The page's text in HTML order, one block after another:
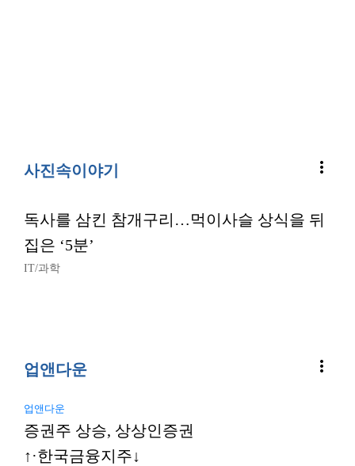
사진속이야기 more_vert
독사를 삼킨 참개구리…먹이사슬 상식을 뒤
집은 ‘5분’
IT/과학
업앤다운 more_vert
업앤다운
증권주 상승, 상상인증권
↑·한국금융지주↓